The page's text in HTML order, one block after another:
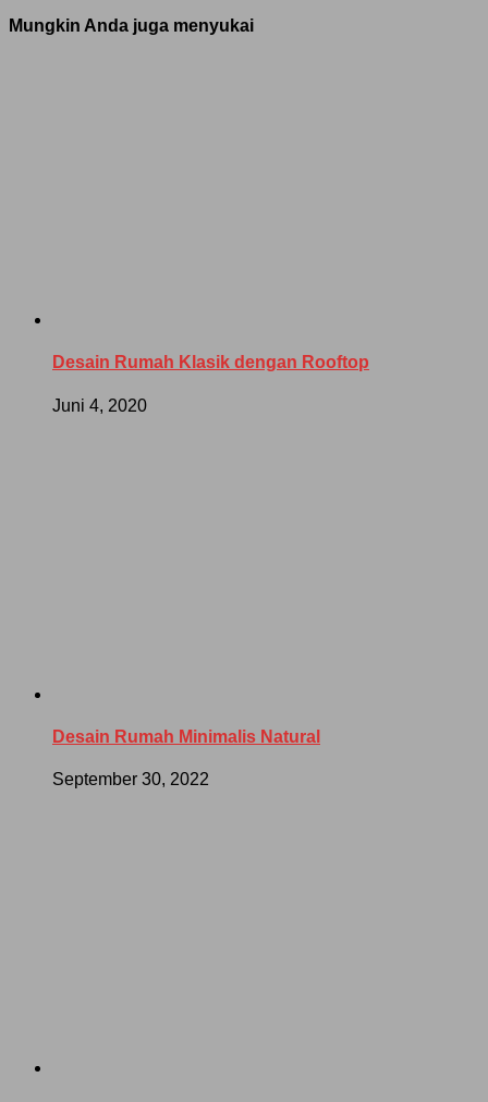
Mungkin Anda juga menyukai
Desain Rumah Klasik dengan Rooftop
Juni 4, 2020
Desain Rumah Minimalis Natural
September 30, 2022